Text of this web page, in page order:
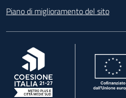
Piano di miglioramento del sito
, apre in una nuova scheda